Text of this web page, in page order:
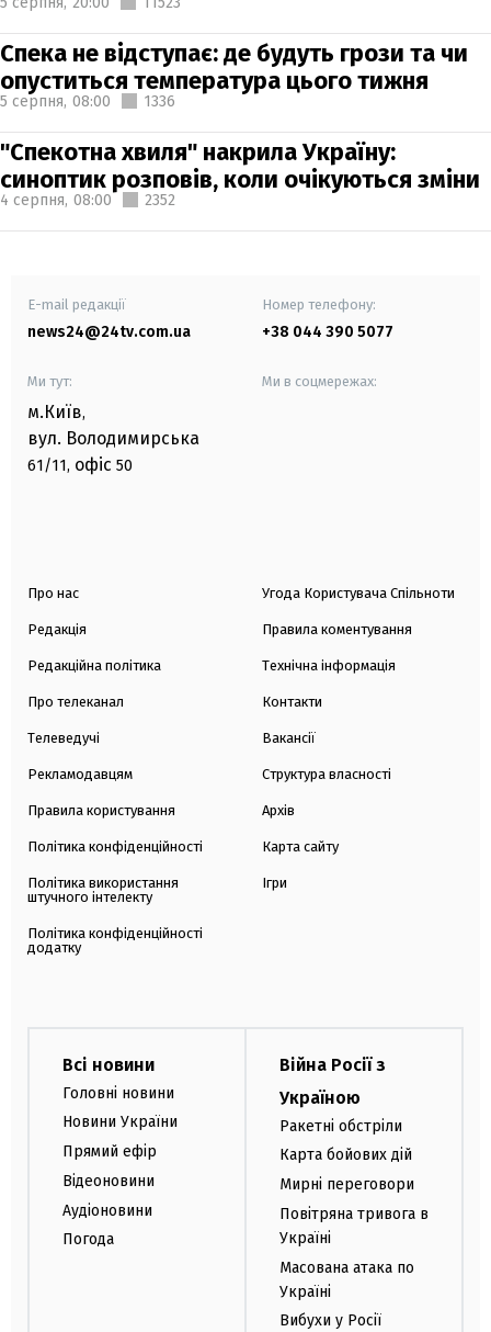
Спека не відступає: де будуть грози та чи
опуститься температура цього тижня
5 серпня, 08:00 1336
"Спекотна хвиля" накрила Україну:
синоптик розповів, коли очікуються зміни
4 серпня, 08:00 2352
E-mail редакції
news24@24tv.com.ua
Номер телефону:
+38 044 390 5077
Ми тут:
м.Київ,
вул. Володимирська
61/11, офіс 50
Ми в соцмережах:
Про нас
Редакція
Редакційна політика
Про телеканал
Телеведучі
Рекламодавцям
Правила користування
Політика конфіденційності
Політика використання
штучного інтелекту
Політика конфіденційності
додатку
Угода Користувача Спільноти
Правила коментування
Технічна інформація
Контакти
Вакансії
Структура власності
Архів
Карта сайту
Ігри
Всі новини
Головні новини
Новини України
Прямий ефір
Відеоновини
Аудіоновини
Погода
Війна Росії з
Україною
Ракетні обстріли
Карта бойових дій
Мирні переговори
Повітряна тривога в
Україні
Масована атака по
Україні
Вибухи у Росії